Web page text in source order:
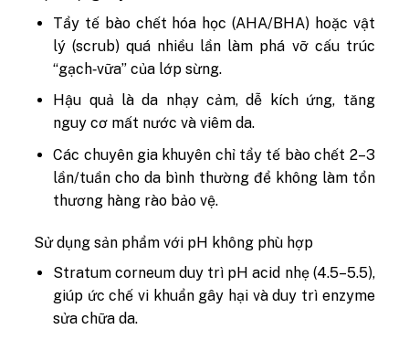
Tẩy tế bào chết hóa học (AHA/BHA) hoặc vật
lý (scrub) quá nhiều lần làm phá vỡ cấu trúc
“gạch‑vữa” của lớp sừng.
Hậu quả là da nhạy cảm, dễ kích ứng, tăng
nguy cơ mất nước và viêm da.
Các chuyên gia khuyên chỉ tẩy tế bào chết 2–3
lần/tuần cho da bình thường để không làm tổn
thương hàng rào bảo vệ.
Sử dụng sản phẩm với pH không phù hợp
Stratum corneum duy trì pH acid nhẹ (4.5–5.5),
giúp ức chế vi khuẩn gây hại và duy trì enzyme
sửa chữa da.